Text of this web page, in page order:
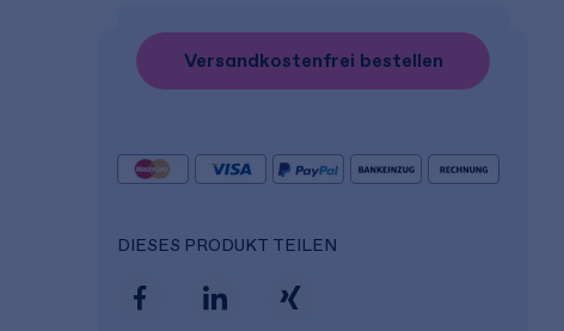
Versandkostenfrei bestellen
DIESES PRODUKT TEILEN